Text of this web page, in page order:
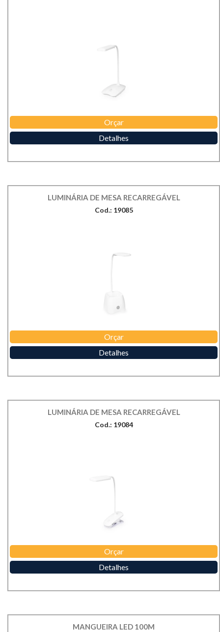
Orçar
Detalhes
LUMINÁRIA DE MESA RECARREGÁVEL
Cod.: 19085
Orçar
Detalhes
LUMINÁRIA DE MESA RECARREGÁVEL
Cod.: 19084
Orçar
Detalhes
MANGUEIRA LED 100M